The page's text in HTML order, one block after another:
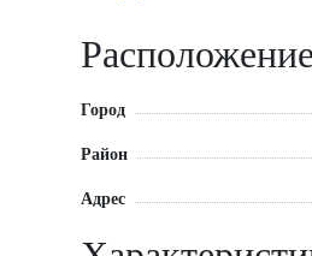
отличную транспортную
города — на автомобиле,
пешком, до ближайшей
«FLORA» — это не просто
ФИКСАЦИЯ СТОИМОСТИ
Расположение
Город
Район
Адрес